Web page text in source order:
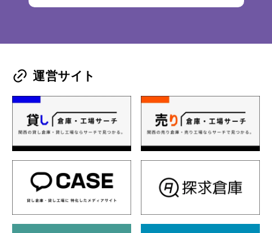
運営サイト